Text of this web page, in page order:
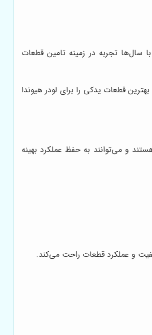
سال‌ها تجربه در زمینه تامین قطعات
قطعات یدکی را برای لودر هیوندا
و می‌توانند به حفظ عملکرد بهینه
و عملکرد قطعات راحت می‌کند.